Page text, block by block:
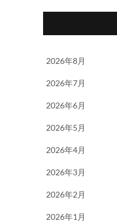
2026年8月
2026年7月
2026年6月
2026年5月
2026年4月
2026年3月
2026年2月
2026年1月